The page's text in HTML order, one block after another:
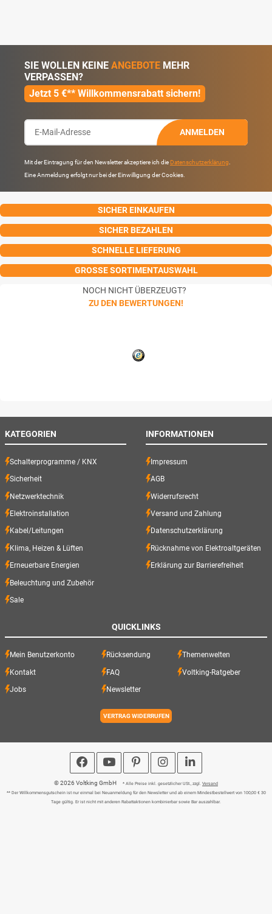
SIE WOLLEN KEINE ANGEBOTE MEHR
VERPASSEN?
Jetzt 5 €** Willkommensrabatt sichern!
ANMELDEN
Mit der Eintragung für den Newsletter akzeptiere ich die Datenschutzerklärung
Eine Anmeldung erfolgt nur bei der Einwilligung der Cookies.
SICHER EINKAUFEN
SICHER BEZAHLEN
SCHNELLE LIEFERUNG
GROSSE SORTIMENTAUSWAHL
NOCH NICHT ÜBERZEUGT?
ZU DEN BEWERTUNGEN!
KATEGORIEN
Schalterprogramme / KNX
Sicherheit
Netzwerktechnik
Elektroinstallation
Kabel/Leitungen
Klima, Heizen & Lüften
Erneuerbare Energien
Beleuchtung und Zubehör
Sale
INFORMATIONEN
Impressum
AGB
Widerrufsrecht
Versand und Zahlung
Datenschutzerklärung
Rücknahme von Elektroaltgeräten
Erklärung zur Barrierefreiheit
QUICKLINKS
Mein Benutzerkonto Rücksendung Themenwelten
Kontakt FAQ Voltking-Ratgeber
Jobs Newsletter
VERTRAG WIDERRUFEN
© 2026 Voltking GmbH * Alle Preise inkl. gesetzlicher USt., zzgl. Versand
** Der Willkommensgutschein ist nur einmal bei Neuanmeldung für den Newsletter und ab einem Mindestbestellwert von 100,00 € 30
Tage gültig. Er ist nicht mit anderen Rabattaktionen kombinierbar sowie Bar auszahlbar.